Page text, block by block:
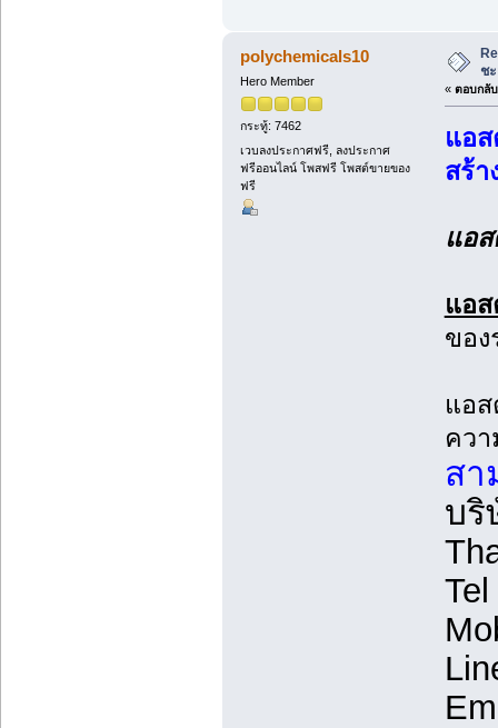
polychemicals10
Hero Member
กระทู้: 7462
เวบลงประกาศฟรี, ลงประกาศ
ฟรีออนไลน์ โพสฟรี โพสต์ขายของ
ฟรี
ช
« ตอบกลั
แอ
สร้า
แอ
แอ
ขอ
แอ
ควา
สา
บริ